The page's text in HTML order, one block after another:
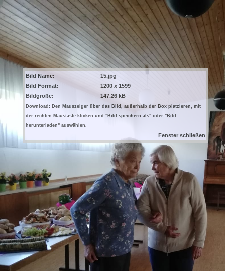
Bild Name:
15.jpg
Bild Format:
1200 x 1599
Bildgröße:
147.26 kB
Download: Den Mauszeiger über das Bild, außerhalb der Box platzieren, mit
der rechten Maustaste klicken und "Bild speichern als" oder "Bild
herunterladen" auswählen.
Fenster schließen